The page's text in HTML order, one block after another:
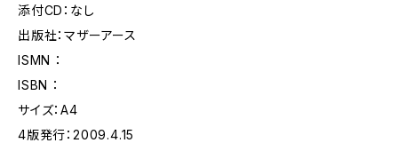
添付CD：なし
出版社：マザーアース
ISMN ：
ISBN ：
サイズ：A4
4版発行：2009.4.15